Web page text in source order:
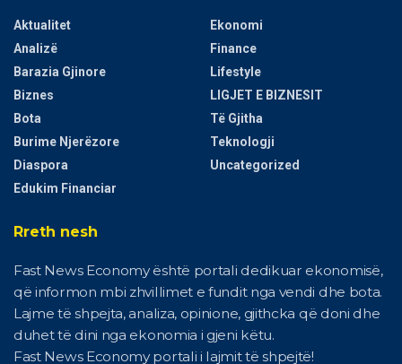
Aktualitet
Analizë
Barazia Gjinore
Biznes
Bota
Burime Njerëzore
Diaspora
Edukim Financiar
Ekonomi
Finance
Lifestyle
LIGJET E BIZNESIT
Të Gjitha
Teknologji
Uncategorized
Rreth nesh
Fast News Economy është portali dedikuar ekonomisë,
që informon mbi zhvillimet e fundit nga vendi dhe bota.
Lajme të shpejta, analiza, opinione, gjithcka që doni dhe
duhet të dini nga ekonomia i gjeni këtu.
Fast News Economy portali i lajmit të shpejtë!